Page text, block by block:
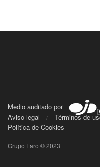
Medio auditado por
Aviso legal
Términos de
Política de Cookies
Grupo Faro © 2023